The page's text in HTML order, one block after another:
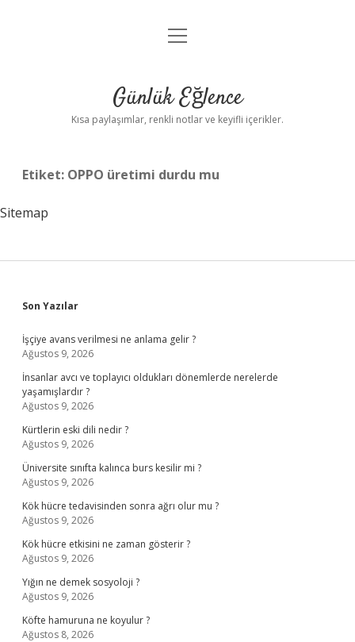
Anasayfa
Yasal Uyarı
menüyü
Günlük Eğlence
Kısa paylaşımlar, renkli notlar ve keyifli içerikler.
Etiket: OPPO üretimi durdu mu
Sitemap
Sidebar
Son Yazılar
İşçiye avans verilmesi ne anlama gelir ?
Ağustos 9, 2026
İnsanlar avcı ve toplayıcı oldukları dönemlerde nerelerde
yaşamışlardır ?
Ağustos 9, 2026
Kürtlerin eski dili nedir ?
Ağustos 9, 2026
Üniversite sınıfta kalınca burs kesilir mi ?
Ağustos 9, 2026
Kök hücre tedavisinden sonra ağrı olur mu ?
Ağustos 9, 2026
Kök hücre etkisini ne zaman gösterir ?
Ağustos 9, 2026
Yığın ne demek sosyoloji ?
Ağustos 9, 2026
Köfte hamuruna ne koyulur ?
Ağustos 8, 2026